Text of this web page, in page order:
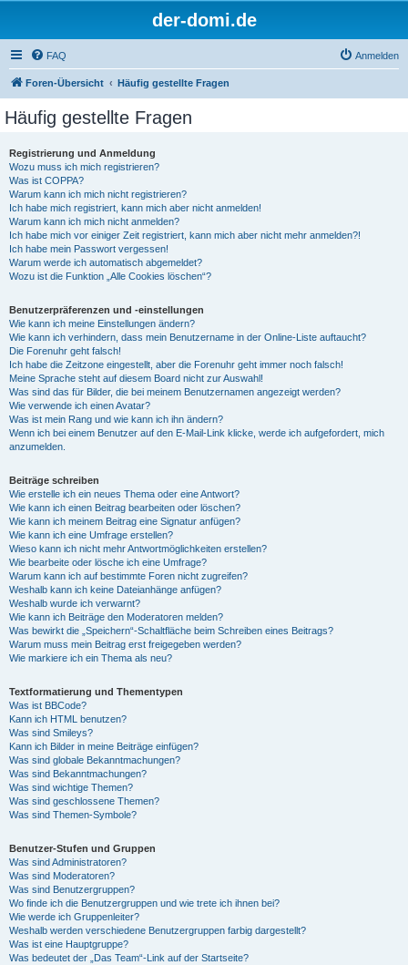
der-domi.de
FAQ Anmelden
Foren-Übersicht Häufig gestellte Fragen
Häufig gestellte Fragen
Registrierung und Anmeldung
Wozu muss ich mich registrieren?
Was ist COPPA?
Warum kann ich mich nicht registrieren?
Ich habe mich registriert, kann mich aber nicht anmelden!
Warum kann ich mich nicht anmelden?
Ich habe mich vor einiger Zeit registriert, kann mich aber nicht mehr anmelden?!
Ich habe mein Passwort vergessen!
Warum werde ich automatisch abgemeldet?
Wozu ist die Funktion „Alle Cookies löschen“?
Benutzerpräferenzen und -einstellungen
Wie kann ich meine Einstellungen ändern?
Wie kann ich verhindern, dass mein Benutzername in der Online-Liste auftaucht?
Die Forenuhr geht falsch!
Ich habe die Zeitzone eingestellt, aber die Forenuhr geht immer noch falsch!
Meine Sprache steht auf diesem Board nicht zur Auswahl!
Was sind das für Bilder, die bei meinem Benutzernamen angezeigt werden?
Wie verwende ich einen Avatar?
Was ist mein Rang und wie kann ich ihn ändern?
Wenn ich bei einem Benutzer auf den E-Mail-Link klicke, werde ich aufgefordert, mich
anzumelden.
Beiträge schreiben
Wie erstelle ich ein neues Thema oder eine Antwort?
Wie kann ich einen Beitrag bearbeiten oder löschen?
Wie kann ich meinem Beitrag eine Signatur anfügen?
Wie kann ich eine Umfrage erstellen?
Wieso kann ich nicht mehr Antwortmöglichkeiten erstellen?
Wie bearbeite oder lösche ich eine Umfrage?
Warum kann ich auf bestimmte Foren nicht zugreifen?
Weshalb kann ich keine Dateianhänge anfügen?
Weshalb wurde ich verwarnt?
Wie kann ich Beiträge den Moderatoren melden?
Was bewirkt die „Speichern“-Schaltfläche beim Schreiben eines Beitrags?
Warum muss mein Beitrag erst freigegeben werden?
Wie markiere ich ein Thema als neu?
Textformatierung und Thementypen
Was ist BBCode?
Kann ich HTML benutzen?
Was sind Smileys?
Kann ich Bilder in meine Beiträge einfügen?
Was sind globale Bekanntmachungen?
Was sind Bekanntmachungen?
Was sind wichtige Themen?
Was sind geschlossene Themen?
Was sind Themen-Symbole?
Benutzer-Stufen und Gruppen
Was sind Administratoren?
Was sind Moderatoren?
Was sind Benutzergruppen?
Wo finde ich die Benutzergruppen und wie trete ich ihnen bei?
Wie werde ich Gruppenleiter?
Weshalb werden verschiedene Benutzergruppen farbig dargestellt?
Was ist eine Hauptgruppe?
Was bedeutet der „Das Team“-Link auf der Startseite?